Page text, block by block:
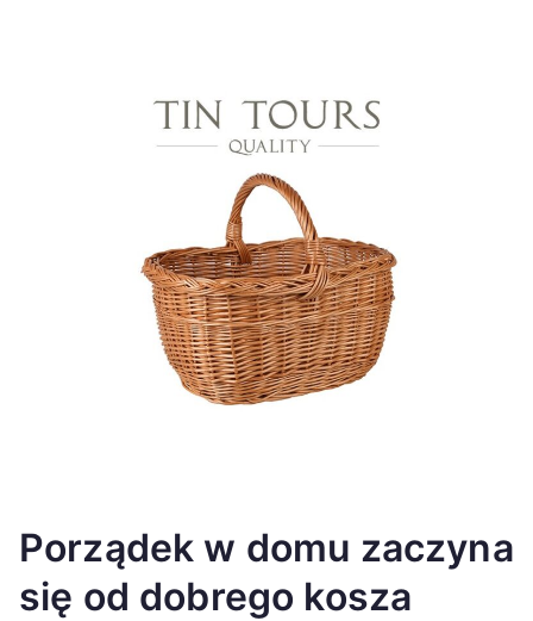
Porządek w domu zaczyna
się od dobrego kosza